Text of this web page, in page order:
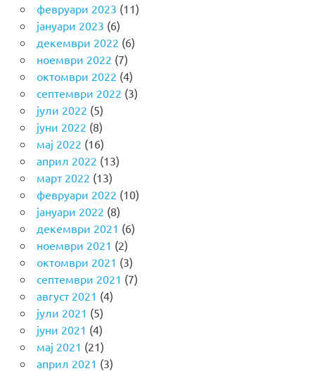
февруари 2023 (11)
јануари 2023 (6)
декември 2022 (6)
ноември 2022 (7)
октомври 2022 (4)
септември 2022 (3)
јули 2022 (5)
јуни 2022 (8)
мај 2022 (16)
април 2022 (13)
март 2022 (13)
февруари 2022 (10)
јануари 2022 (8)
декември 2021 (6)
ноември 2021 (2)
октомври 2021 (3)
септември 2021 (7)
август 2021 (4)
јули 2021 (5)
јуни 2021 (4)
мај 2021 (21)
април 2021 (3)